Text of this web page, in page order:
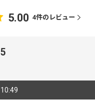
5.00 4件のレビュー
5
10:49